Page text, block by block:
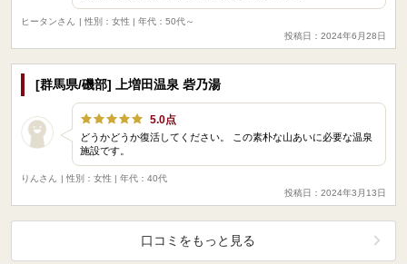
ヒータンさん
| 性別：女性 | 年代：50代～
投稿日：2024年6月28日
[群馬県/磯部] 上増田温泉 砦乃湯
5.0点
どうかどうか復活してください。 この素朴な山あいに必要な温泉
施設です。
りんさん
| 性別：女性 | 年代：40代
投稿日：2024年3月13日
口コミをもっと見る